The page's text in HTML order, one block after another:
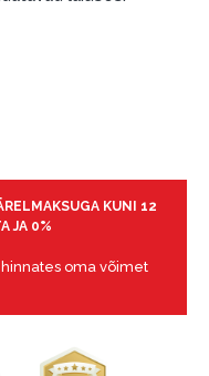
laenamist
KUNI 12
JA 0%
oma võimet